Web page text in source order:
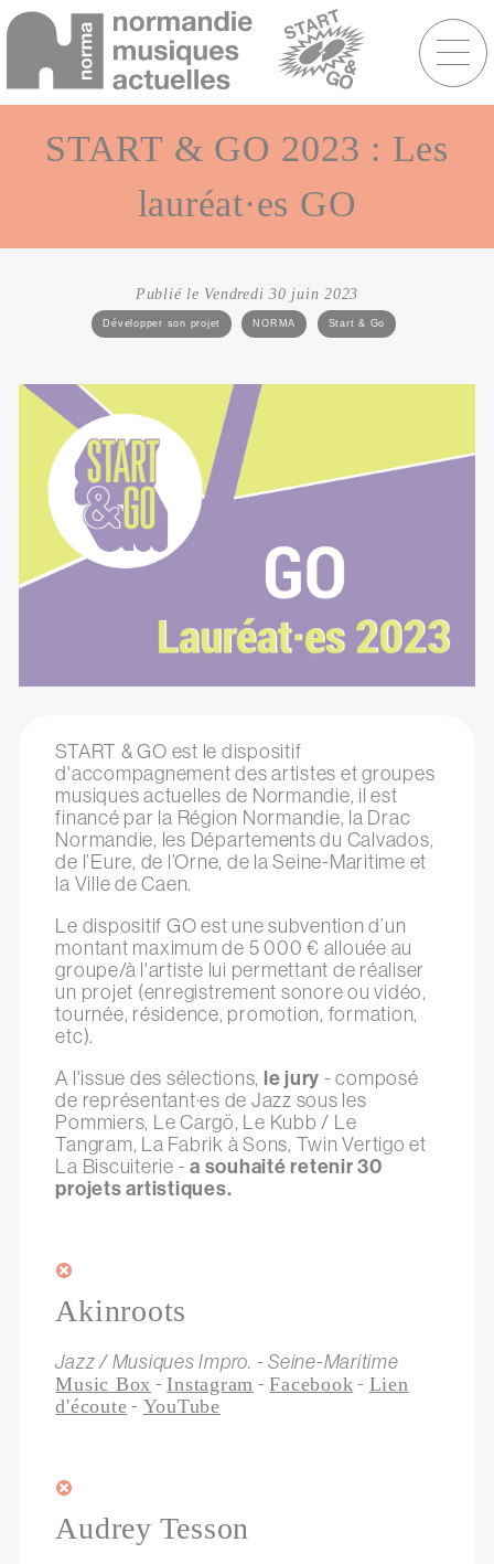
contenu
Menu
raccourcis
START & GO 2023 : Les
lauréat·es GO
Publié le Vendredi 30 juin 2023
CatégoriesDévelopper son projet NORMA Start & Go
START & GO est le dispositif
d'accompagnement des artistes et groupes
musiques actuelles de Normandie, il est
financé par la Région Normandie, la Drac
Normandie, les Départements du Calvados,
de l’Eure, de l’Orne, de la Seine-Maritime et
la Ville de Caen.
Le dispositif GO est une subvention d’un
montant maximum de 5 000 € allouée au
groupe/à l'artiste lui permettant de réaliser
un projet (enregistrement sonore ou vidéo,
tournée, résidence, promotion, formation,
etc).
A l'issue des sélections, le jury - composé
de représentant·es de Jazz sous les
Pommiers, Le Cargö, Le Kubb / Le
Tangram, La Fabrik à Sons, Twin Vertigo et
La Biscuiterie -a souhaité retenir 30
projets artistiques.
Akinroots
Jazz / Musiques Impro. - Seine-Maritime
Music Box - Instagram -Facebook - Lien
d'écoute - YouTube
Audrey Tesson